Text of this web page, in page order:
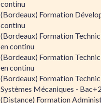
continu
(Bordeaux) Formation
continu
(Bordeaux) Formation
en continu
(Bordeaux) Formation
en continu
(Bordeaux) Formation
Systèmes Mécaniques -
(Distance) Formation